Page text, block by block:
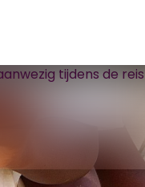
tijdens de reis